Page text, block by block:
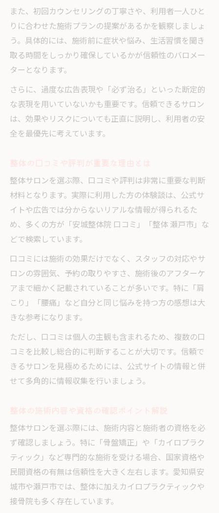
整体師の資格と安心して任せるポイント
整体師の国家資格があるかを確認する方法
整体師の資格と信頼性の関係を徹底解説
整体で安心できる施術者の特徴を紹介
整体師選びで失敗しないための注意点
整体の資格と広告表現の正しい知識を持つ
また、初回カウンセリングの丁寧さや、利用者一人ひと
りに合わせた施術プランの提案があるかを観察しましょ
う。具体的には、施術前に症状や悩み、生活習慣を聞き
取る時間をしっかり確保しているかが信頼性のバロメー
ターとなります。
さらに、過度な広告表現や「必ず治る」といった断定的
な表現を用いていないかも重要です。信頼できるサロン
は、効果やリスクについても正直に説明し、利用者の安
全を最優先に考えています。
整体サロンを選ぶ際、口コミや評判は非常に重要な判断
材料となります。実際に利用した方の体験談は、公式サ
イトや広告では分からないリアルな情報が得られるた
め、多くの方が「安城整体院 口コミ」「整体 瀬戸市」な
どで検索しています。
口コミには施術の効果だけでなく、スタッフの対応やサ
ロンの雰囲気、予約の取りやすさ、施術後のアフターケ
アまで細かく記載されていることが多いです。特に「肩
こり」「腰痛」など自分と同じ悩みを持つ方の感想は大
きな参考になります。
ただし、口コミは個人の主観も含まれるため、複数の口
コミを比較し総合的に判断することが大切です。信頼で
きるサロンを見極めるためには、公式サイトの情報と併
せて多角的に情報収集を行いましょう。
整体サロンを選ぶ際には、施術内容と施術者の資格を必
ず確認しましょう。特に「骨盤矯正」や「カイロプラク
ティック」など専門的な施術を受ける場合、国家資格や
民間資格の有無は信頼性を大きく左右します。愛知県安
城市や瀬戸市では、整体に加えカイロプラクティックや
接骨院も多く存在しています。